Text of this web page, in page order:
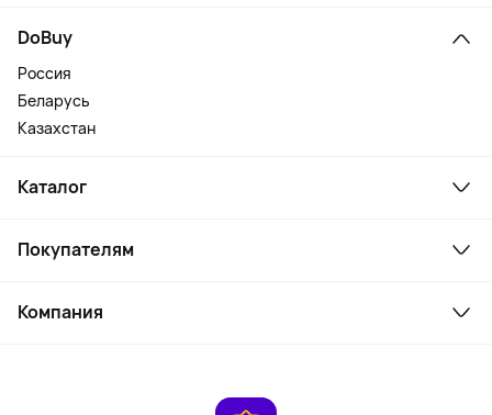
DoBuy
Россия
Беларусь
Казахстан
Каталог
Ноутбуки, мониторы, VR
Косметика и уход
Покупателям
Как заказать
Компания